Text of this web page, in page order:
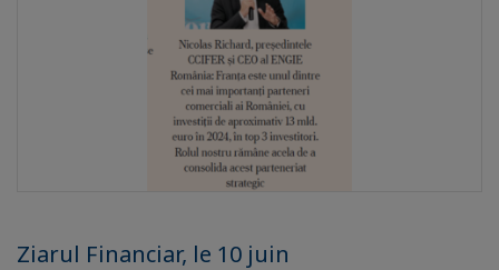
Ziarul Financiar, le 10 juin